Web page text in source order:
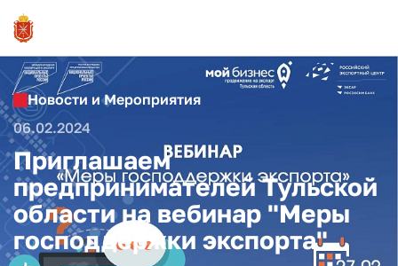
Новости и Мероприятия
06.02.2024
Приглашаем
предпринимателей Тульской
области на вебинар "Меры
господдержки экспорта"